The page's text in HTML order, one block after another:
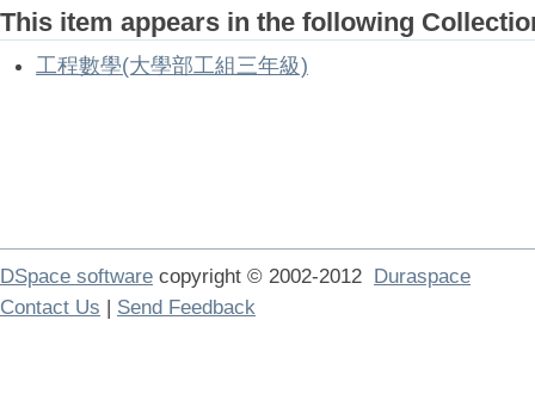
This item appears in the following
工程數學(大學部工組三年級)
DSpace software copyright © 2002-2012 Duraspace
Contact Us | Send Feedback